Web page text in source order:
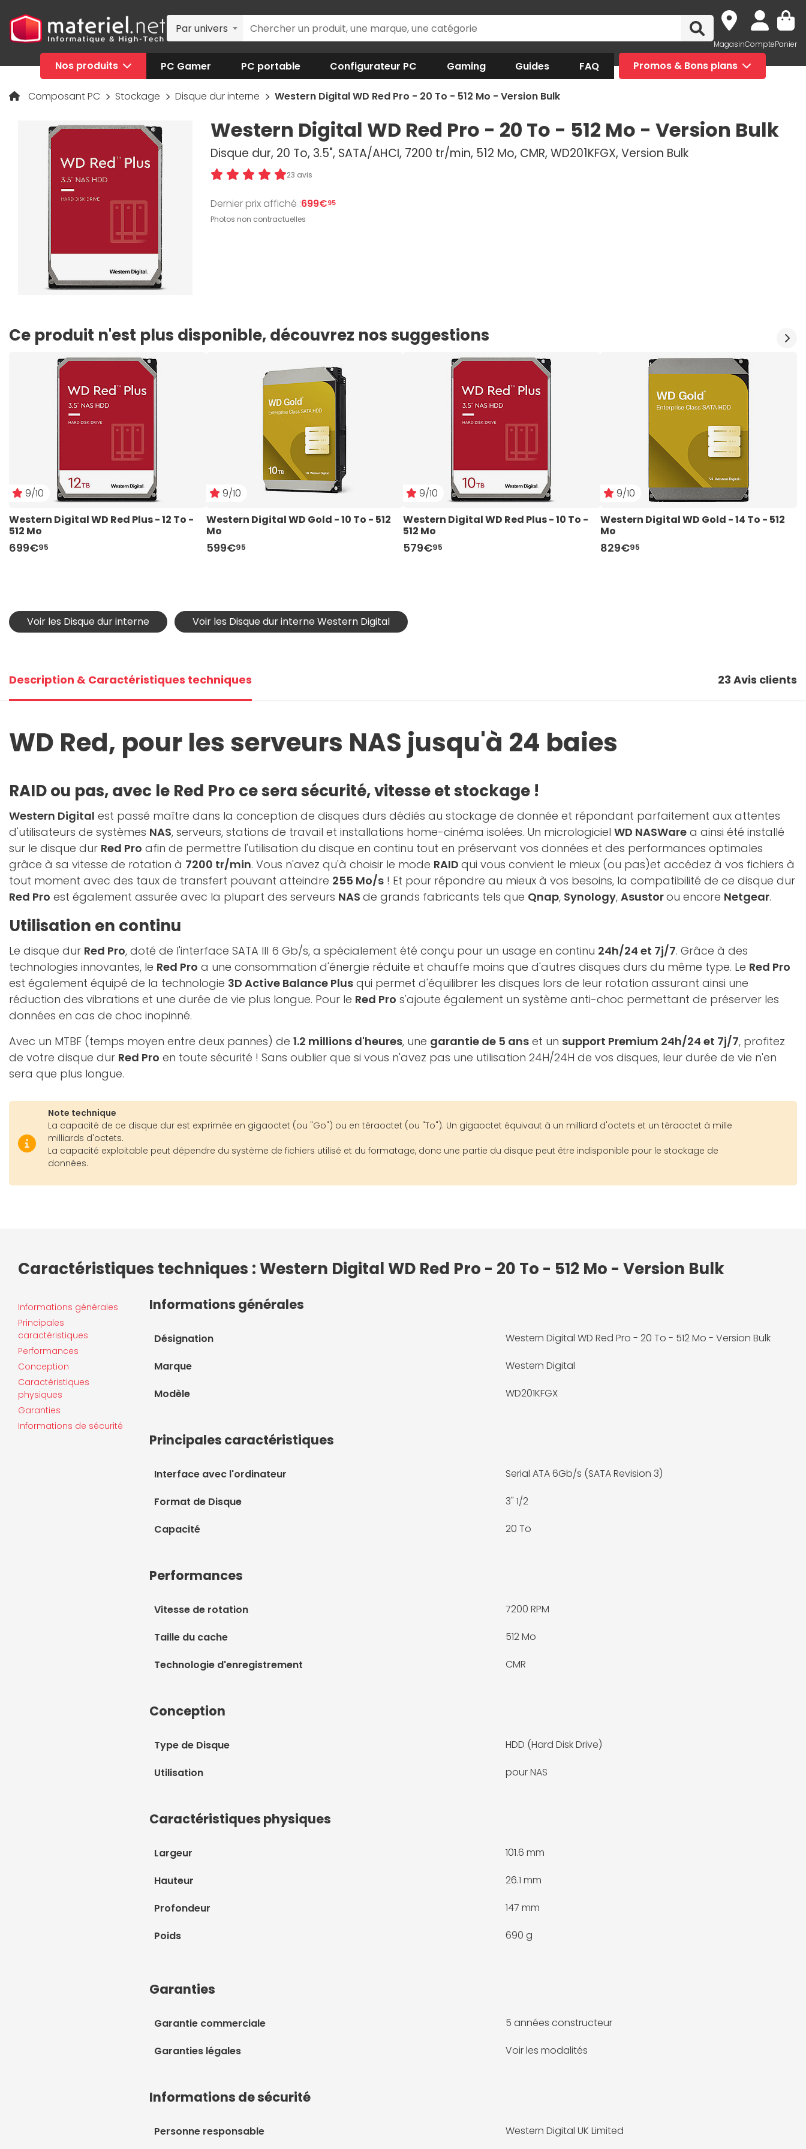
Par univers
MagasinComptePanier
Nos produits PC Gamer PC portable Configurateur PC Gaming Guides FAQ Promos & Bons plans
Composant PC Stockage Disque dur interne Western Digital WD Red Pro - 20 To - 512 Mo - Version Bulk
Western Digital WD Red Pro - 20 To - 512 Mo - Version Bulk
Disque dur, 20 To, 3.5", SATA/AHCI, 7200 tr/min, 512 Mo, CMR, WD201KFGX, Version Bulk
23 avis
Dernier prix affiché :699€95
Photos non contractuelles
Ce produit n'est plus disponible, découvrez nos suggestions
9/10
Western Digital WD Red Plus - 12 To -
512 Mo
699€95
9/10
Western Digital WD Gold - 10 To - 512
Mo
599€95
9/10
Western Digital WD Red Plus - 10 To -
512 Mo
579€95
9/10
Western Digital WD Gold - 14 To - 512
Mo
829€95
Voir les Disque dur interne Voir les Disque dur interne Western Digital
Description & Caractéristiques techniques 23 Avis clients
WD Red, pour les serveurs NAS jusqu'à 24 baies
RAID ou pas, avec le Red Pro ce sera sécurité, vitesse et stockage !
Western Digital est passé maître dans la conception de disques durs dédiés au stockage de donnée et répondant parfaitement aux attentes
d'utilisateurs de systèmes NAS, serveurs, stations de travail et installations home-cinéma isolées. Un micrologiciel WD NASWare a ainsi été installé
sur le disque dur Red Pro afin de permettre l'utilisation du disque en continu tout en préservant vos données et des performances optimales
grâce à sa vitesse de rotation à 7200 tr/min. Vous n'avez qu'à choisir le mode RAID qui vous convient le mieux (ou pas)et accédez à vos fichiers à
tout moment avec des taux de transfert pouvant atteindre 255 Mo/s ! Et pour répondre au mieux à vos besoins, la compatibilité de ce disque dur
Red Pro est également assurée avec la plupart des serveurs NAS de grands fabricants tels que Qnap, Synology, Asustorou encore Netgear.
Utilisation en continu
Le disque dur Red Pro, doté de l'interface SATA III 6 Gb/s, a spécialement été conçu pour un usage en continu 24h/24 et 7j/7. Grâce à des
technologies innovantes, le Red Pro a une consommation d'énergie réduite et chauffe moins que d'autres disques durs du même type. Le Red Pro
est également équipé de la technologie 3D Active Balance Plus qui permet d'équilibrer les disques lors de leur rotation assurant ainsi une
réduction des vibrations et une durée de vie plus longue. Pour le Red Pro s'ajoute également un système anti-choc permettant de préserver les
données en cas de choc inopinné.
Avec un MTBF (temps moyen entre deux pannes) de 1.2 millions d'heures, une garantie de 5 ans et un support Premium 24h/24 et 7j/7, profitez
de votre disque dur Red Pro en toute sécurité ! Sans oublier que si vous n'avez pas une utilisation 24H/24H de vos disques, leur durée de vie n'en
sera que plus longue.
Note technique
La capacité de ce disque dur est exprimée en gigaoctet (ou "Go") ou en téraoctet (ou "To"). Un gigaoctet équivaut à un milliard d'octets et un téraoctet à mille
milliards d'octets.
La capacité exploitable peut dépendre du système de fichiers utilisé et du formatage, donc une partie du disque peut être indisponible pour le stockage de
données.
Caractéristiques techniques : Western Digital WD Red Pro - 20 To - 512 Mo - Version Bulk
Informations générales
Principales
caractéristiques
Performances
Conception
Caractéristiques
physiques
Garanties
Informations de sécurité
Informations générales
Désignation Western Digital WD Red Pro - 20 To - 512 Mo - Version Bulk
Marque Western Digital
Modèle WD201KFGX
Principales caractéristiques
Interface avec l'ordinateur Serial ATA 6Gb/s (SATA Revision 3)
Format de Disque 3" 1/2
Capacité 20 To
Performances
Vitesse de rotation 7200 RPM
Taille du cache 512 Mo
Technologie d'enregistrement CMR
Conception
Type de Disque HDD (Hard Disk Drive)
Utilisation pour NAS
Caractéristiques physiques
Largeur 101.6 mm
Hauteur 26.1 mm
Profondeur 147 mm
Poids 690 g
Garanties
Garantie commerciale 5 années constructeur
Garanties légales Voir les modalités
Informations de sécurité
Personne responsable Western Digital UK Limited